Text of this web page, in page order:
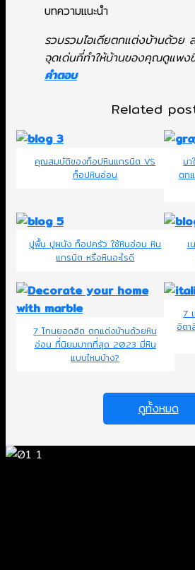
บทความแนะนำ
รวบรวมไอเดียตกแต่งบ้านด้วย
จุดเด่นที่ทำให้บ้านของคุณดูแพง
คำตอบ
Related
คุณสมบัติของท็อปหินแกรนิต VS
ท็อปหินอ่อน
ม
ตก
ปูพื้น ปูผนัง ท็อปครัว ใช้หินอ่อน หิน
แกรนิต หรือหินอะไรดี
เ
7 โทนยอดฮิต ตกแต่งบ้านด้วยหิน
อ่อน ที่นิยมมากที่สุด 2023 มีหิน
แบบไหนบ้าง?
7
อิตา
ดูทั้งหมด